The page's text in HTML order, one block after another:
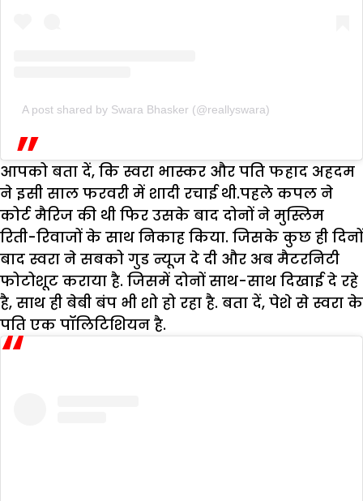
A post shared by Swara Bhasker (@reallyswara)
आपको बता दें, कि स्वरा भास्कर और पति फहाद अहदम
ने इसी साल फरवरी में शादी रचाई थी.पहले कपल ने
कोर्ट मैरिज की थी फिर उसके बाद दोनों ने मुस्लिम
रिती-रिवाजों के साथ निकाह किया. जिसके कुछ ही दिनों
बाद स्वरा ने सबको गुड न्यूज दे दी और अब मैटरनिटी
फोटोशूट कराया है. जिसमें दोनों साथ-साथ दिखाई दे रहे
है, साथ ही बेबी बंप भी शो हो रहा है. बता दें, पेशे से स्वरा के
पति एक पॉलिटिशियन है.